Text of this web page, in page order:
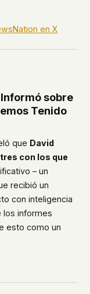
en X
sobre
Tenido
que David
con los que
– un
recibió un
con inteligencia
los informes
esto como un